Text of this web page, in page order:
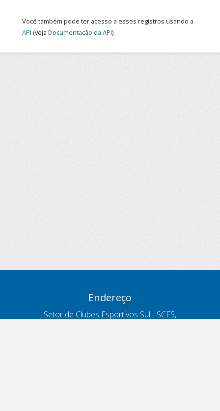
Você também pode ter acesso a esses registros usando a
API (veja Documentação da API).
Endereço
Setor de Clubes Esportivos Sul - SCES,